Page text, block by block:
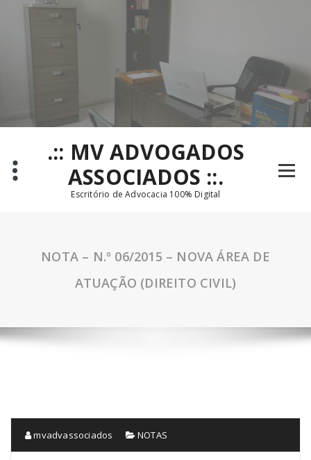
.:: MV ADVOGADOS
ASSOCIADOS ::.
Escritório de Advocacia 100% Digital
NOTA – N.º 06/2015 – NOVA ÁREA DE
ATUAÇÃO (DIREITO CIVIL)
mvadvassociados NOTAS